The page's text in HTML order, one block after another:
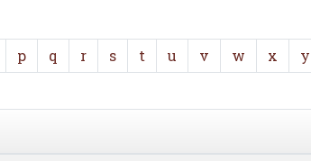
p q r s t u v w x y